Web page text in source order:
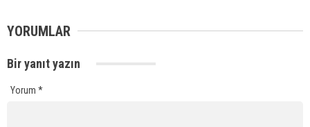
YORUMLAR
Bir yanıt yazın
Yorum *